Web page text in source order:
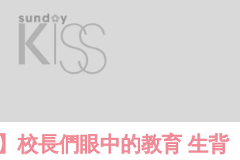
校長們眼中的教育 生背